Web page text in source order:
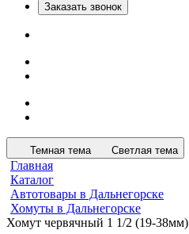
Заказать звонок
Темная тема Светлая тема
Главная
Каталог
Автотовары в Дальнегорске
Хомуты в Дальнегорске
Хомут червячный 1 1/2 (19-38мм)